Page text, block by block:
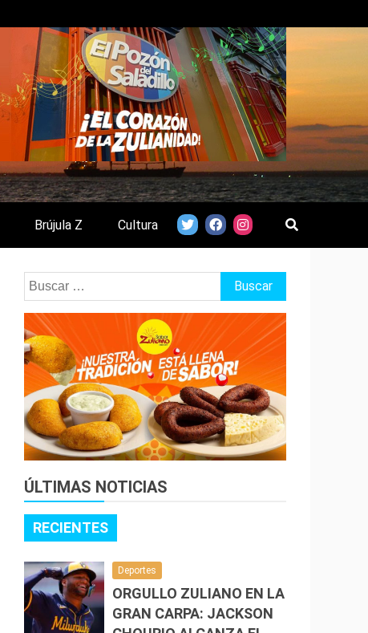
Brújula Z Cultura
Buscar:
ÚLTIMAS NOTICIAS
RECIENTES
Deportes
ORGULLO ZULIANO EN LA
GRAN CARPA: JACKSON